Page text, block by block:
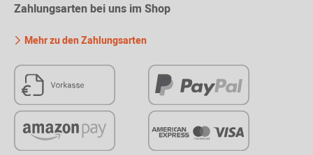
Zahlungsarten bei uns im Shop
Mehr zu den Zahlungsarten